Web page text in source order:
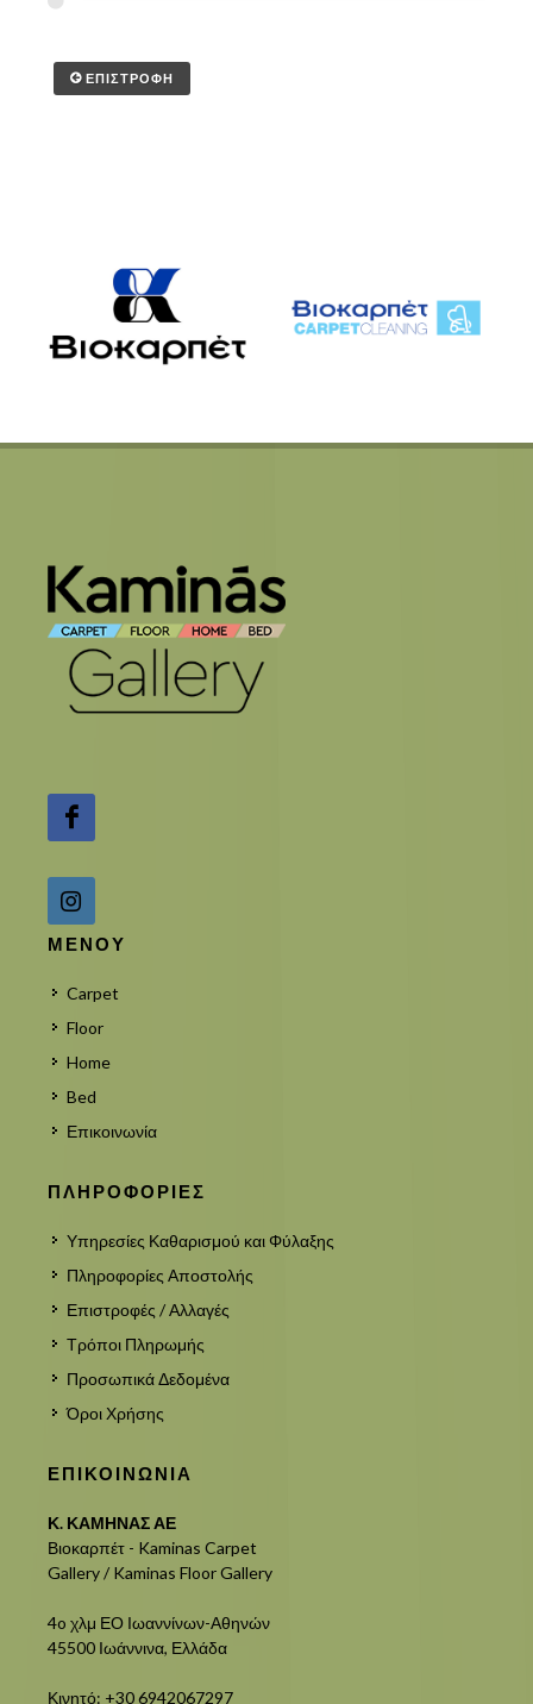
ΕΠΙΣΤΡΟΦΗ
ΜΕΝΟΥ
Carpet
Floor
Home
Bed
Επικοινωνία
ΠΛΗΡΟΦΟΡΙΕΣ
Υπηρεσίες Καθαρισμού και Φύλαξης
Πληροφορίες Αποστολής
Επιστροφές / Αλλαγές
Τρόποι Πληρωμής
Προσωπικά Δεδομένα
Όροι Χρήσης
ΕΠΙΚΟΙΝΩΝΙΑ
Κ. ΚΑΜΗΝΑΣ ΑΕ
Βιοκαρπέτ - Kaminas Carpet
Gallery / Kaminas Floor Gallery
4o χλμ ΕΟ Ιωαννίνων-Αθηνών
45500 Ιωάννινα, Ελλάδα
Κινητό: +30 6942067297